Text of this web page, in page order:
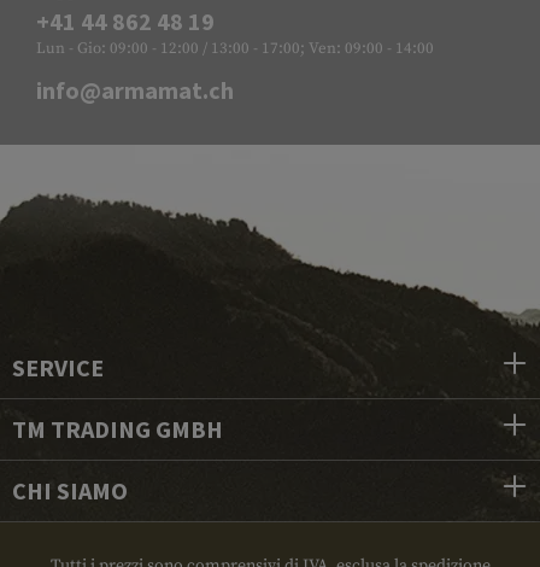
+41 44 862 48 19
Lun - Gio: 09:00 - 12:00 / 13:00 - 17:00; Ven: 09:00 - 14:00
info@armamat.ch
SERVICE
TM TRADING GMBH
CHI SIAMO